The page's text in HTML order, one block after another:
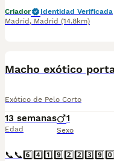
Criador
Identidad Verificada
Madrid , Madrid (14.8km)
Macho exótico
Exótico de Pelo Corto
13 semanas
Edad
1
Sexo